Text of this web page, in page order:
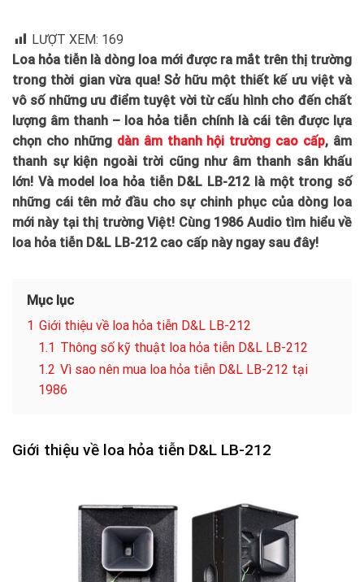
LƯỢT XEM: 169
Loa hỏa tiễn là dòng loa mới được ra mắt trên thị trường
trong thời gian vừa qua! Sở hữu một thiết kế ưu việt và
vô số những ưu điểm tuyệt vời từ cấu hình cho đến chất
lượng âm thanh – loa hỏa tiễn chính là cái tên được lựa
chọn cho những dàn âm thanh hội trường cao cấp, âm
thanh sự kiện ngoài trời cũng như âm thanh sân khấu
lớn! Và model loa hỏa tiễn D&L LB-212 là một trong số
những cái tên mở đầu cho sự chinh phục của dòng loa
mới này tại thị trường Việt! Cùng 1986 Audio tìm hiểu về
loa hỏa tiễn D&L LB-212 cao cấp này ngay sau đây!
Mục lục
1 Giới thiệu về loa hỏa tiễn D&L LB-212
1.1 Thông số kỹ thuật loa hỏa tiễn D&L LB-212
1.2 Vì sao nên mua loa hỏa tiễn D&L LB-212 tại
1986
Giới thiệu về loa hỏa tiễn D&L LB-212